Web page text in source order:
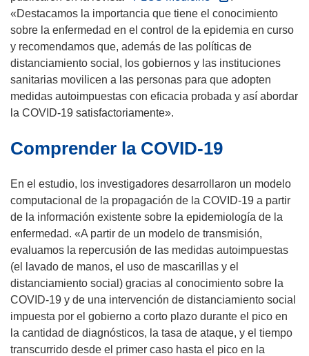
n
u
e
v
a
v
a
s
e
a
b
r
i
e
n
v
«Destacamos la importancia que tiene el conocimiento
sobre la enfermedad en el control de la epidemia en curso
y recomendamos que, además de las políticas de
distanciamiento social, los gobiernos y las instituciones
sanitarias movilicen a las personas para que adopten
medidas autoimpuestas con eficacia probada y así abordar
la COVID-19 satisfactoriamente».
Comprender la COVID-19
En el estudio, los investigadores desarrollaron un modelo
computacional de la propagación de la COVID-19 a partir
de la información existente sobre la epidemiología de la
enfermedad. «A partir de un modelo de transmisión,
evaluamos la repercusión de las medidas autoimpuestas
(el lavado de manos, el uso de mascarillas y el
distanciamiento social) gracias al conocimiento sobre la
COVID-19 y de una intervención de distanciamiento social
impuesta por el gobierno a corto plazo durante el pico en
la cantidad de diagnósticos, la tasa de ataque, y el tiempo
transcurrido desde el primer caso hasta el pico en la